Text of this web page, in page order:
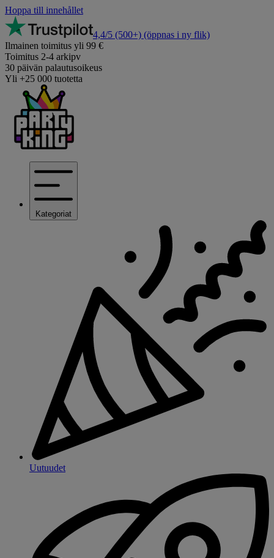
Hoppa till innehållet
4,4/5 (500+) (öppnas i ny flik)
Ilmainen toimitus yli 99 €
Toimitus 2-4 arkipv
30 päivän palautusoikeus
Yli +25 000 tuotetta
Kategoriat
Uutuudet